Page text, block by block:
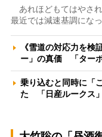
あれほどもてはやされ
最近では減速基調にな
《雪道の対応力を検
ー」の真価 「ター
乗り込むと同時に「
た 「日産ルークス